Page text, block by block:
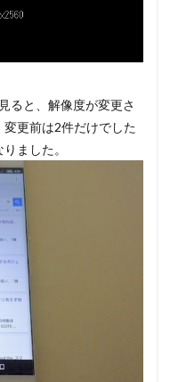
ると、解像度が変更さ
更前は2件だけでした
ました。